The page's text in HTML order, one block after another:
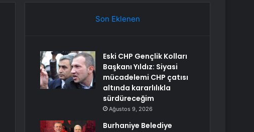
Son Eklenen
Eski CHP Gençlik Kolları
Başkanı Yıldız: Siyasi
mücadelemi CHP çatısı
altında kararlılıkla
sürdüreceğim
Ağustos 9, 2026
Burhaniye Belediye